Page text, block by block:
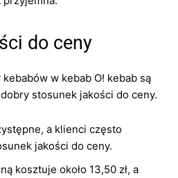
do ceny
w kebab O! kebab są
stosunek jakości do ceny.
a klienci często
jakości do ceny.
kosztuje około 13,50 zł, a